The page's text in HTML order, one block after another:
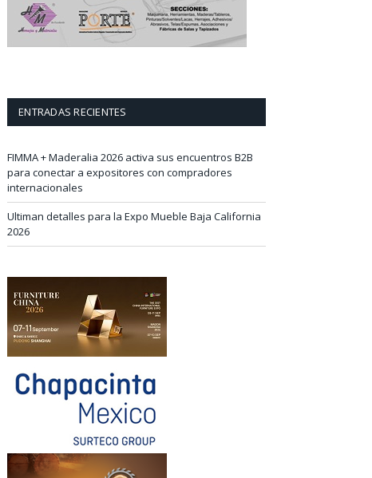
ENTRADAS RECIENTES
FIMMA + Maderalia 2026 activa sus encuentros B2B
para conectar a expositores con compradores
internacionales
Ultiman detalles para la Expo Mueble Baja California
2026